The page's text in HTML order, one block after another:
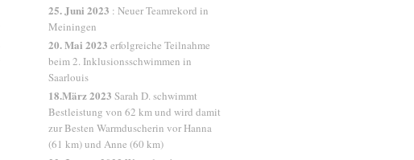
25. Juni 2023 : Neuer Teamrekord in
Meiningen
20. Mai 2023 erfolgreiche Teilnahme
beim 2. Inklusionsschwimmen in
Saarlouis
18.März 2023 Sarah D. schwimmt
Bestleistung von 62 km und wird damit
zur Besten Warmduscherin vor Hanna
(61 km) und Anne (60 km)